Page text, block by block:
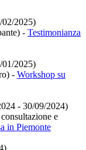
02/2025)
- Testimonianza
01/2025)
- Workshop su
- 30/09/2024)
e
in Piemonte